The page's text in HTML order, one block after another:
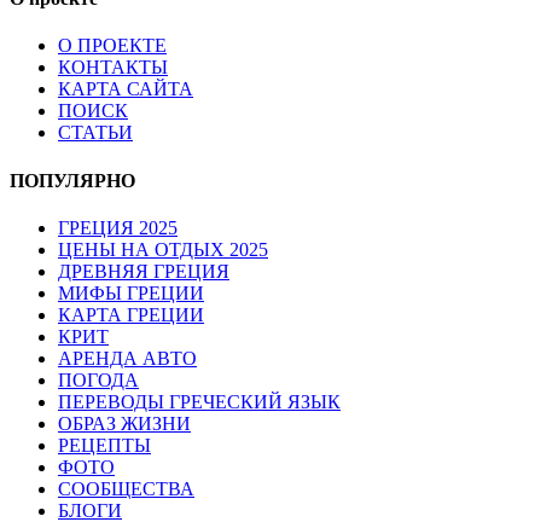
О ПРОЕКТЕ
КОНТАКТЫ
КАРТА САЙТА
ПОИСК
СТАТЬИ
ПОПУЛЯРНО
ГРЕЦИЯ 2025
ЦЕНЫ НА ОТДЫХ 2025
ДРЕВНЯЯ ГРЕЦИЯ
МИФЫ ГРЕЦИИ
КАРТА ГРЕЦИИ
КРИТ
АРЕНДА АВТО
ПОГОДА
ПЕРЕВОДЫ ГРЕЧЕСКИЙ ЯЗЫК
ОБРАЗ ЖИЗНИ
РЕЦЕПТЫ
ФОТО
СООБЩЕСТВА
БЛОГИ